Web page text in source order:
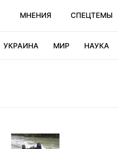
МНЕНИЯ СПЕЦТЕМЫ
УКРАИНА МИР НАУКА